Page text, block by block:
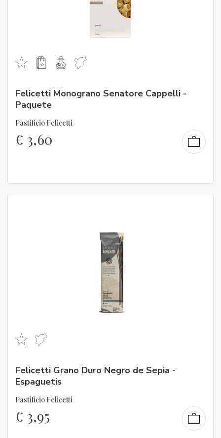
Felicetti Monograno Senatore Cappelli -
Paquete
Pastificio Felicetti
€ 3,60
Felicetti Grano Duro Negro de Sepia -
Espaguetis
Pastificio Felicetti
€ 3,95